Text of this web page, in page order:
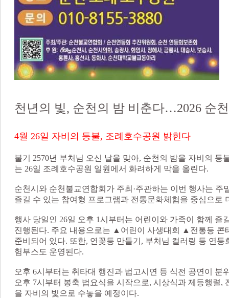
천년의 빛, 순천의 밤 비춘다…2026 순
4월 26일 자비의 등불, 조례호수공원 밝힌다
불기 2570년 부처님 오신 날을 맞아, 순천의 밤을 자비의 등
는 26일 조례호수공원 일원에서 화려하게 막을 올린다.
순천시와 순천불교연합회가 주최·주관하는 이번 행사는 주
즐길 수 있는 참여형 프로그램과 전통문화체험을 중심으로
행사 당일인 26일 오후 1시부터는 어린이와 가족이 함께 즐
진행된다. 주요 내용으로는 ▲어린이 사생대회 ▲전통등
준비되어 있다. 또한, 연꽃등 만들기, 부처님 컬러링 등 연
험부스도 운영된다.
오후 6시부터는 취타대 행진과 법고시연 등 식전 공연이 분
오후 7시부터 봉축 법요식을 시작으로, 시상식과 제등행렬,
을 자비의 빛으로 수놓을 예정이다.